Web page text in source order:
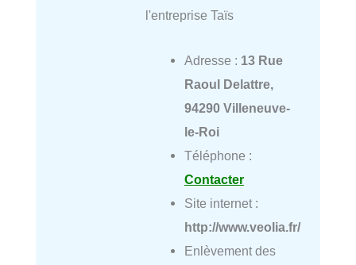
l'entreprise Taïs
Adresse : 13 Rue
Raoul Delattre,
94290 Villeneuve-
le-Roi
Téléphone :
Contacter
Site internet :
http://www.veolia.fr/
Enlèvement des